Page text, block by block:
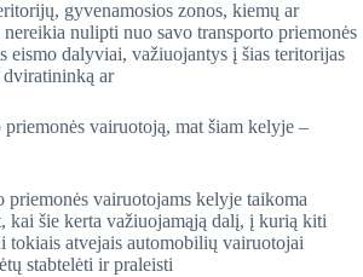
gyvenamosios zonos, kiemų ar
nulipti nuo savo transporto priemonės
eismo dalyviai, važiuojantys į šias teritorijas
ar
vairuotoją, mat šiam kelyje –
vairuotojams kelyje taikoma
kai šie kerta važiuojamąją dalį, į kurią kiti
tokiais atvejais automobilių vairuotojai
stabtelėti ir praleisti